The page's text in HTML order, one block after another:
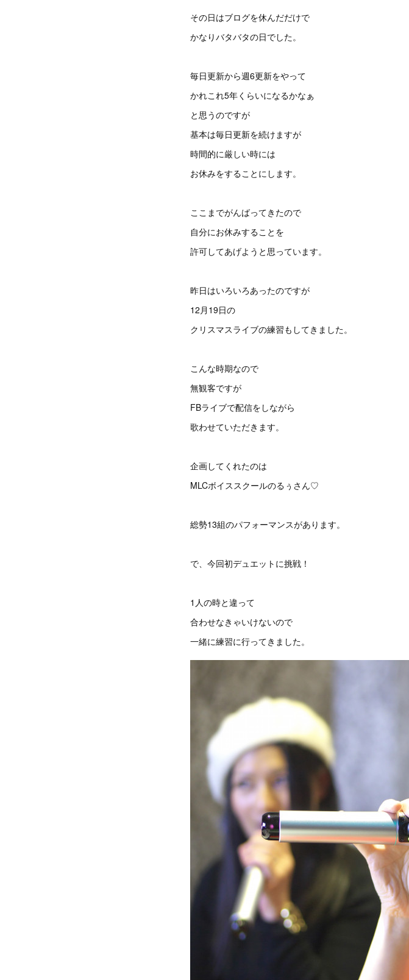
その日はブログを休んだだけで
かなりバタバタの日でした。
毎日更新から週6更新をやって
かれこれ5年くらいになるかなぁ
と思うのですが
基本は毎日更新を続けますが
時間的に厳しい時には
お休みをすることにします。
ここまでがんばってきたので
自分にお休みすることを
許可してあげようと思っています。
昨日はいろいろあったのですが
12月19日の
クリスマスライブの練習もしてきました。
こんな時期なので
無観客ですが
FBライブで配信をしながら
歌わせていただきます。
企画してくれたのは
MLCボイススクールのるぅさん♡
総勢13組のパフォーマンスがあります。
で、今回初デュエットに挑戦！
1人の時と違って
合わせなきゃいけないので
一緒に練習に行ってきました。